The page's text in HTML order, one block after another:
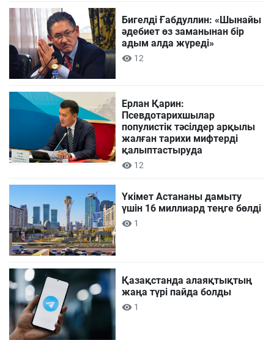
Бигелді Ғабдуллин: «Шынайы
әдебиет өз заманынан бір
адым алда жүреді»
12
Ерлан Қарин:
Псевдотарихшылар
популистік тәсілдер арқылы
жалған тарихи мифтерді
қалыптастыруда
12
Үкімет Астананы дамыту
үшін 16 миллиард теңге бөлді
1
Қазақстанда алаяқтықтың
жаңа түрі пайда болды
1